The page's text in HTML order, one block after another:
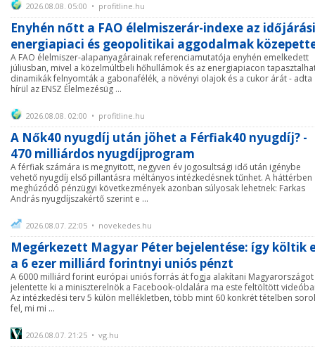
2026.08.08. 05:00 • profitline.hu
Enyhén nőtt a FAO élelmiszerár-indexe az
energiapiaci és geopolitikai aggodalmak
A FAO élelmiszer-alapanyagárainak referenciamutatója enyhén emelkedett
júliusban, mivel a közelmúltbeli hőhullámok és az energiapiacon
dinamikák felnyomták a gabonafélék, a növényi olajok és a cukor árát - adta
hírül az ENSZ Élelmezésüg ...
2026.08.08. 02:00 • profitline.hu
A Nők40 nyugdíj után jöhet a Férfiak40 nyugdíj? -
470 milliárdos nyugdíjprogram
A férfiak számára is megnyitott, negyven év jogosultsági idő után igénybe
vehető nyugdíj első pillantásra méltányos intézkedésnek tűnhet. A háttérben
meghúzódó pénzügyi következmények azonban súlyosak lehetnek: Farkas
András nyugdíjszakértő szerint e ...
2026.08.07. 22:05 • novekedes.hu
Megérkezett Magyar Péter bejelentése: így költik
a 6 ezer milliárd forintnyi uniós pénzt
A 6000 milliárd forint európai uniós forrás át fogja alakítani Magyarországot
jelentette ki a miniszterelnök a Facebook-oldalára ma este feltöltött
Az intézkedési terv 5 külön mellékletben, több mint 60 konkrét tételben
fel, mi mi ...
2026.08.07. 21:25 • vg.hu